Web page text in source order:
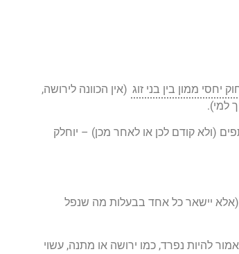
יחסי ממון בין בני זוג (אין הכוונה לירושה,
למי).
(ולא קודם לכן או לאחר מכן) – יוחלק
(אלא יישאר כל אחד בבעלות מה שנפל
להיות נפרד, כמו ירושה או מתנה, עשוי